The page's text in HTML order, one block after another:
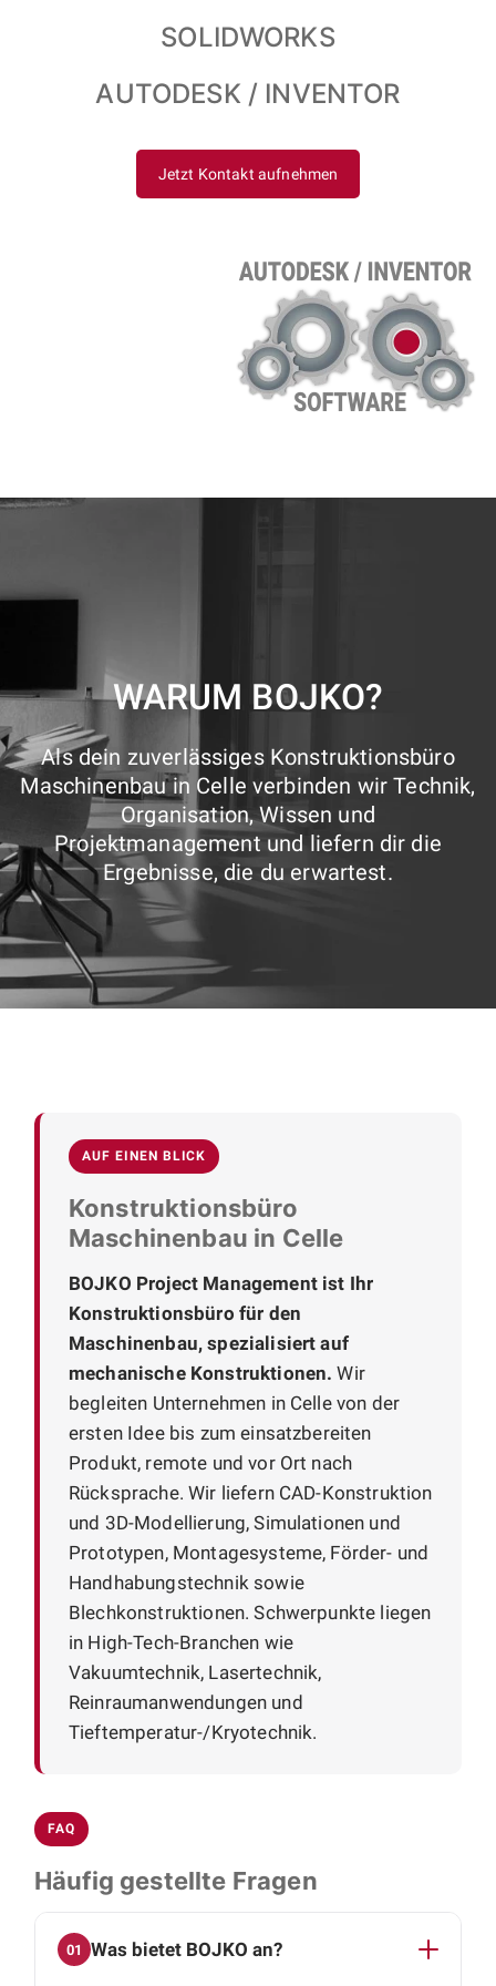
SOLIDWORKS
AUTODESK / INVENTOR
Jetzt Kontakt aufnehmen
WARUM BOJKO?
Als dein zuverlässiges Konstruktionsbüro
Maschinenbau in Celle verbinden wir Technik,
Organisation, Wissen und
Projektmanagement und liefern dir die
Ergebnisse, die du erwartest.
AUF EINEN BLICK
Konstruktionsbüro
Maschinenbau in Celle
BOJKO Project Management ist Ihr
Konstruktionsbüro für den
Maschinenbau, spezialisiert auf
mechanische Konstruktionen. Wir
begleiten Unternehmen in Celle von der
ersten Idee bis zum einsatzbereiten
Produkt, remote und vor Ort nach
Rücksprache. Wir liefern CAD-Konstruktion
und 3D-Modellierung, Simulationen und
Prototypen, Montagesysteme, Förder- und
Handhabungstechnik sowie
Blechkonstruktionen. Schwerpunkte liegen
in High-Tech-Branchen wie
Vakuumtechnik, Lasertechnik,
Reinraumanwendungen und
Tieftemperatur-/Kryotechnik.
FAQ
Häufig gestellte Fragen
01 Was bietet BOJKO an?